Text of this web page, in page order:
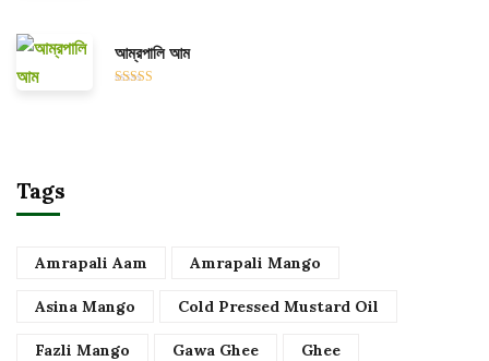
আম্রপালি আম
Tags
Amrapali Aam Amrapali Mango
Asina Mango Cold Pressed Mustard Oil
Fazli Mango Gawa Ghee Ghee